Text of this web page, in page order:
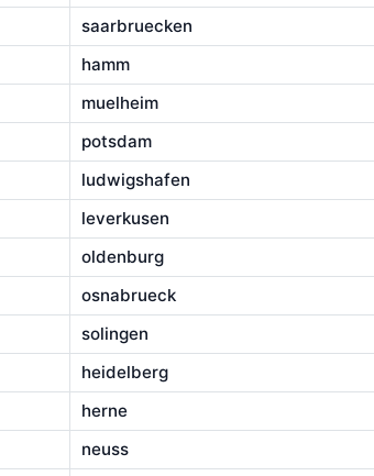
saarbruecken
hamm
muelheim
potsdam
ludwigshafen
leverkusen
oldenburg
osnabrueck
solingen
heidelberg
herne
neuss